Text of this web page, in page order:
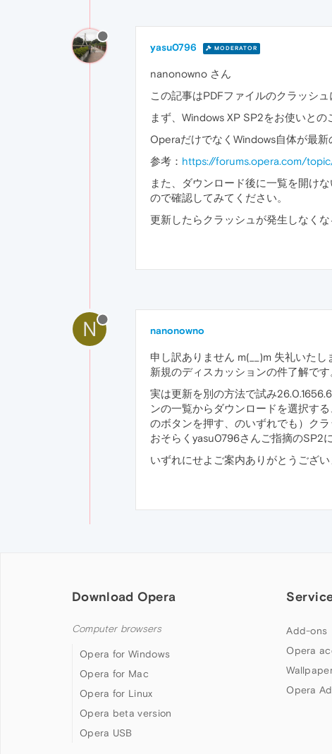
yasu0796 MODERATOR
nanonowno さん
この記事はPDFファイルのクラッシ
まず、Windows XP SP2をお使いと
OperaだけでなくWindows自体が最
参考： https://forums.opera.com/
また、ダウンロード後に一覧を開け
ので確認してみてください。
更新したらクラッシュが発生しなくな
N nanonowno
申し訳ありません m(__)m 失礼いた
新規のディスカッションの件了解です
実は更新を別の方法で試み
ンの一覧からダウンロードを選択す
のボタンを押す、のいずれでも）クラ
おそらくyasu0796さんご指摘のSP2
いずれにせよご案内ありがとうござ
Download Opera
Computer browsers
Opera for Windows
Opera for Mac
Opera for Linux
Opera beta version
Opera USB
Add-ons
Opera
Opera